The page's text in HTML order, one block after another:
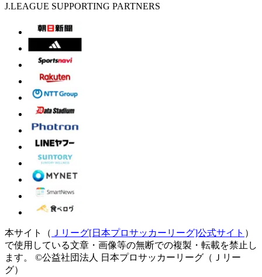
J.LEAGUE SUPPORTING PARTNERS
本サイト（ Ｊリーグ[日本プロサッカーリーグ]公式サイト ）
で使用している文章・画像等の無断での複製・転載を禁止し
ます。
©公益社団法人 日本プロサッカーリーグ（Ｊリー
グ）